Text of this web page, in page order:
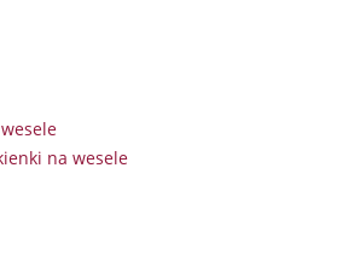
na wesele